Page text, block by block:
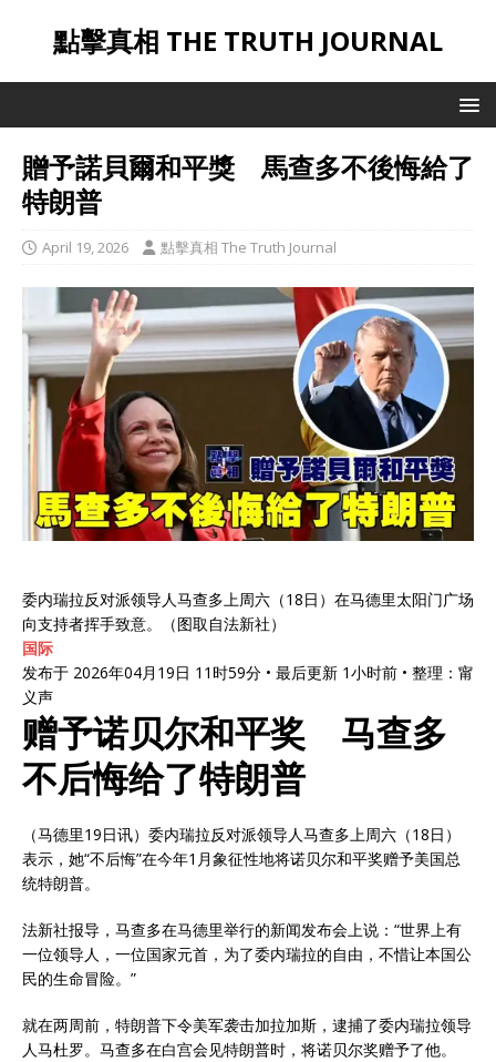
點擊真相 THE TRUTH JOURNAL
贈予諾貝爾和平獎 馬查多不後悔給了
特朗普
April 19, 2026 點擊真相 The Truth Journal
委内瑞拉反对派领导人马查多上周六（18日）在马德里太阳门广场
向支持者挥手致意。（图取自法新社）
国际
发布于 2026年04月19日 11时59分 • 最后更新 1小时前 • 整理：甯
义声
赠予诺贝尔和平奖 马查多
不后悔给了特朗普
（马德里19日讯）委内瑞拉反对派领导人马查多上周六（18日）
表示，她“不后悔”在今年1月象征性地将诺贝尔和平奖赠予美国总
统特朗普。
法新社报导，马查多在马德里举行的新闻发布会上说：“世界上有
一位领导人，一位国家元首，为了委内瑞拉的自由，不惜让本国公
民的生命冒险。”
就在两周前，特朗普下令美军袭击加拉加斯，逮捕了委内瑞拉领导
人马杜罗。马查多在白宫会见特朗普时，将诺贝尔奖赠予了他。